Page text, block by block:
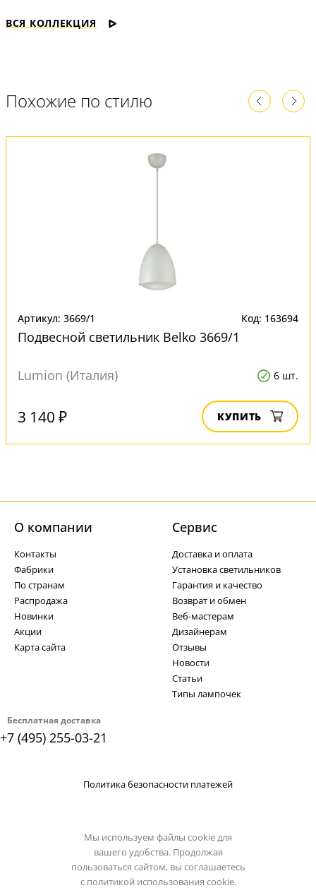
ВСЯ КОЛЛЕКЦИЯ
Похожие по стилю
Артикул: 3669/1 Код: 163694
Подвесной светильник Belko 3669/1
Lumion (Италия) 6 шт.
3 140 ₽ КУПИТЬ
Бесплатная доставка
+7 (495) 255-03-21
О компании
Контакты
Фабрики
По странам
Распродажа
Новинки
Акции
Карта сайта
Cервис
Доставка и оплата
Установка светильников
Гарантия и качество
Возврат и обмен
Веб-мастерам
Дизайнерам
Отзывы
Новости
Статьи
Типы лампочек
Политика безопасности платежей
Мы используем файлы cookie для
вашего удобства. Продолжая
пользоваться сайтом, вы соглашаетесь
с политикой использования cookie.